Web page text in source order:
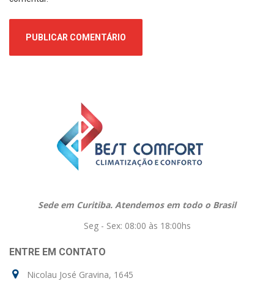
Sede em Curitiba. Atendemos em todo o Brasil
Seg - Sex: 08:00 às 18:00hs
ENTRE EM CONTATO
Nicolau José Gravina, 1645